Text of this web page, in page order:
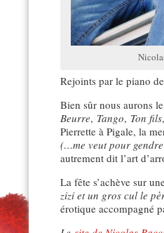
Rejoints par le piano
Bien sûr nous aurons
Beurre, Tango, Ton fils,
Pierrette à Pigale, la
(…me veut pour
autrement dit l’art
La fête s’achève sur
zizi et un gros cul le
érotique accompagné